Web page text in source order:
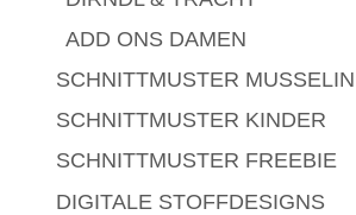
ADD ONS DAMEN
SCHNITTMUSTER MUSSELIN
SCHNITTMUSTER KINDER
SCHNITTMUSTER FREEBIE
DIGITALE STOFFDESIGNS​